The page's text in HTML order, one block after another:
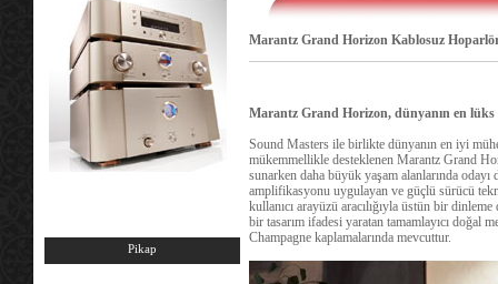
Pikap
Marantz Grand Horizon Kablosuz
Marantz Grand Horizon, dünyanın en
Sound Masters ile birlikte dünyanın en iyi
mükemmellikle desteklenen Marantz Grand
sunarken daha büyük yaşam alanlarında
amplifikasyonu uygulayan ve güçlü sürücü
kullanıcı arayüzü aracılığıyla üstün bir
bir tasarım ifadesi yaratan tamamlayıcı
Champagne kaplamalarında mevcuttur.